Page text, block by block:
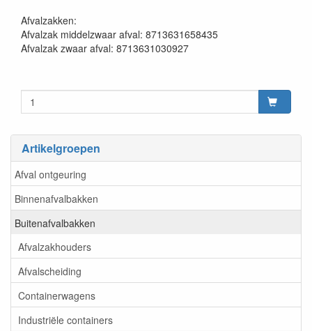
Artikelgroepen
Afval ontgeuring
Binnenafvalbakken
Buitenafvalbakken
Afvalzakhouders
Afvalscheiding
Containerwagens
Industriële containers
Afvalzakken:
Afvalzak middelzwaar afval: 8713631658435
Afvalzak zwaar afval: 8713631030927